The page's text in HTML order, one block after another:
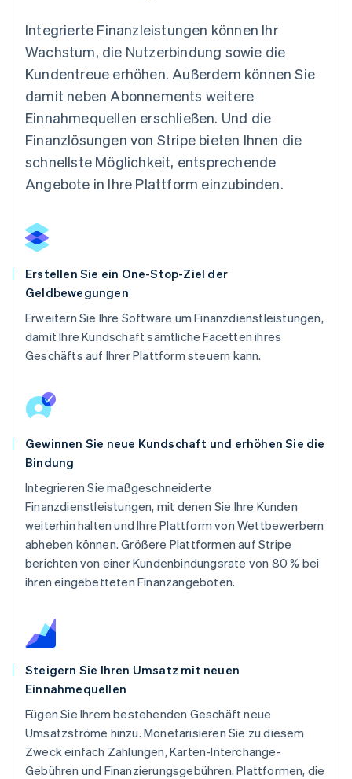
Integrierte Finanzleistungen können Ihr
Wachstum, die Nutzerbindung sowie die
Kundentreue erhöhen. Außerdem können Sie
damit neben Abonnements weitere
Einnahmequellen erschließen. Und die
Finanzlösungen von Stripe bieten Ihnen die
schnellste Möglichkeit, entsprechende
Angebote in Ihre Plattform einzubinden.
Erstellen Sie ein One-Stop-Ziel der
Geldbewegungen
Erweitern Sie Ihre Software um Finanzdienstleistungen,
damit Ihre Kundschaft sämtliche Facetten ihres
Geschäfts auf Ihrer Plattform steuern kann.
Gewinnen Sie neue Kundschaft und erhöhen Sie die
Bindung
Integrieren Sie maßgeschneiderte
Finanzdienstleistungen, mit denen Sie Ihre Kunden
weiterhin halten und Ihre Plattform von Wettbewerbern
abheben können. Größere Plattformen auf Stripe
berichten von einer Kundenbindungsrate von 80 % bei
ihren eingebetteten Finanzangeboten.
Steigern Sie Ihren Umsatz mit neuen
Einnahmequellen
Fügen Sie Ihrem bestehenden Geschäft neue
Umsatzströme hinzu. Monetarisieren Sie zu diesem
Zweck einfach Zahlungen, Karten-Interchange-
Gebühren und Finanzierungsgebühren. Plattformen, die